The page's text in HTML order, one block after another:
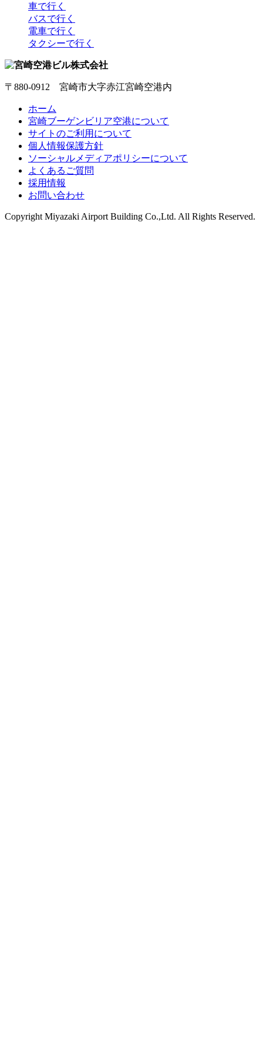
車で行く
バスで行く
電車で行く
タクシーで行く
〒880-0912 宮崎市大字赤江宮崎空港内
ホーム
宮崎ブーゲンビリア空港について
サイトのご利用について
個人情報保護方針
ソーシャルメディアポリシーについて
よくあるご質問
採用情報
お問い合わせ
Copyright Miyazaki Airport Building Co.,Ltd. All Rights Reserved.